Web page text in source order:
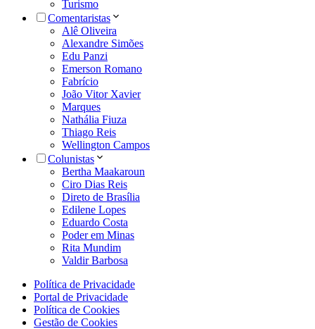
Turismo
Comentaristas
Alê Oliveira
Alexandre Simões
Edu Panzi
Emerson Romano
Fabrício
João Vitor Xavier
Marques
Nathália Fiuza
Thiago Reis
Wellington Campos
Colunistas
Bertha Maakaroun
Ciro Dias Reis
Direto de Brasília
Edilene Lopes
Eduardo Costa
Poder em Minas
Rita Mundim
Valdir Barbosa
Política de Privacidade
Portal de Privacidade
Política de Cookies
Gestão de Cookies